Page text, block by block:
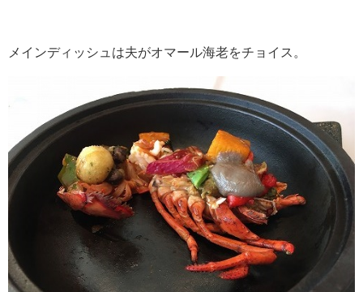
メインディッシュは夫がオマール海老をチョイス。